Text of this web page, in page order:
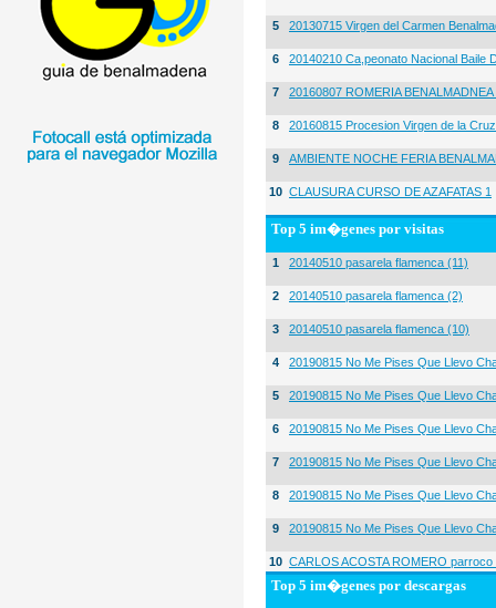
5 20130715 Virgen del Carmen
6 20140210 Ca,peonato Nacional Baile
7 20160807 ROMERIA
8 20160815 Procesion Virgen de la
9 AMBIENTE NOCHE FERIA
10 CLAUSURA CURSO DE AZAFATAS 1
Top 5 im�genes por visitas
1 20140510 pasarela flamenca (11)
2 20140510 pasarela flamenca (2)
3 20140510 pasarela flamenca (10)
4 20190815 No Me Pises Que Llevo
5 20190815 No Me Pises Que Llevo
6 20190815 No Me Pises Que Llevo
7 20190815 No Me Pises Que Llevo
8 20190815 No Me Pises Que Llevo
9 20190815 No Me Pises Que Llevo
10 CARLOS ACOSTA ROMERO
Top 5 im�genes por descargas